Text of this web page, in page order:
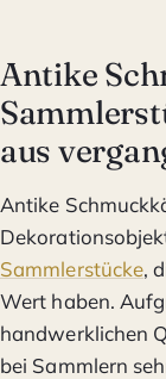
Antike
aus
Antike
Sammlerstücke,
Wert haben.
handwerklichen
bei Sammlern